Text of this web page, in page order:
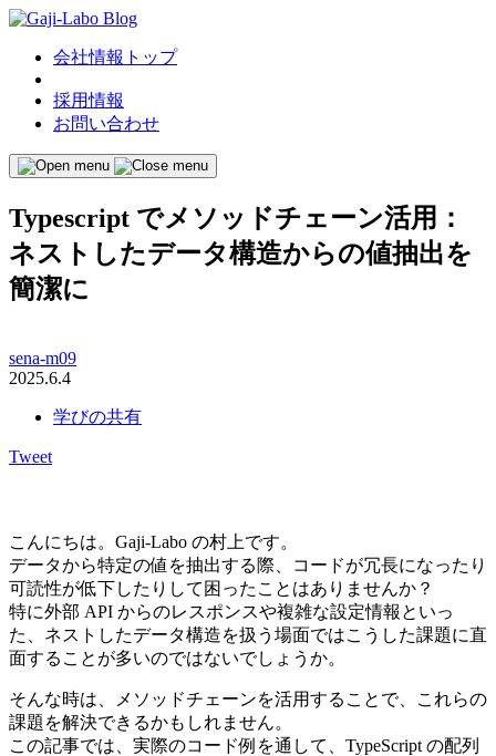
会社情報トップ
採用情報
お問い合わせ
Typescript でメソッドチェーン活用：
ネストしたデータ構造からの値抽出を
簡潔に
sena-m09
2025.6.4
学びの共有
Tweet
こんにちは。Gaji-Labo の村上です。
データから特定の値を抽出する際、コードが冗長になったり
可読性が低下したりして困ったことはありませんか？
特に外部 API からのレスポンスや複雑な設定情報といっ
た、ネストしたデータ構造を扱う場面ではこうした課題に直
面することが多いのではないでしょうか。
そんな時は、メソッドチェーンを活用することで、これらの
課題を解決できるかもしれません。
この記事では、実際のコード例を通して、TypeScript の配列